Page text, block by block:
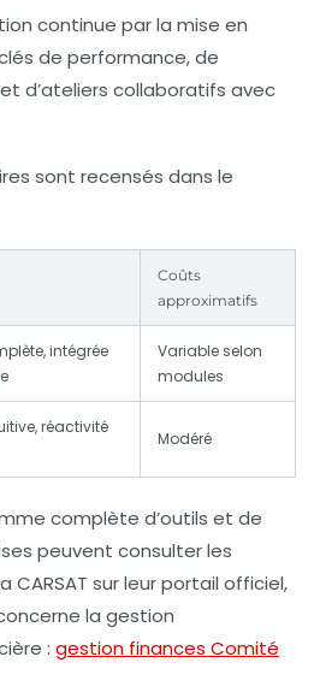
continue par la mise en
de performance, de
d’ateliers collaboratifs avec
sont recensés dans le
Coûts
approximatifs
intégrée
Variable selon
modules
réactivité
Modéré
complète d’outils et de
peuvent consulter les
CARSAT sur leur portail officiel,
la gestion
: gestion finances Comité